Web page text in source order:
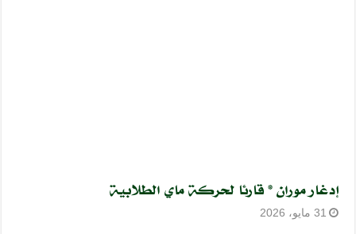
إدغار موران * قارئا لحركة ماي الطلابية
31 مايو، 2026